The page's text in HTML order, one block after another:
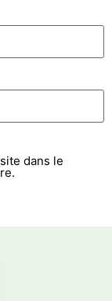
dans le